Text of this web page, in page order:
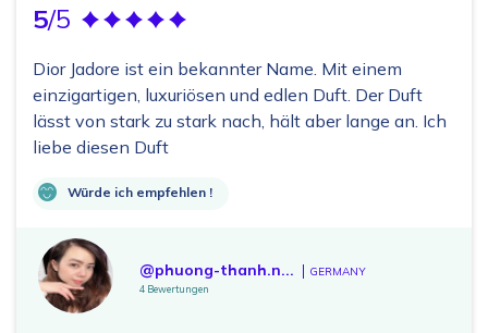
5/5
Dior Jadore ist ein bekannter Name. Mit einem
einzigartigen, luxuriösen und edlen Duft. Der Duft
lässt von stark zu stark nach, hält aber lange an. Ich
liebe diesen Duft
Würde ich empfehlen !
@phuong-thanh.n... GERMANY
4 Bewertungen